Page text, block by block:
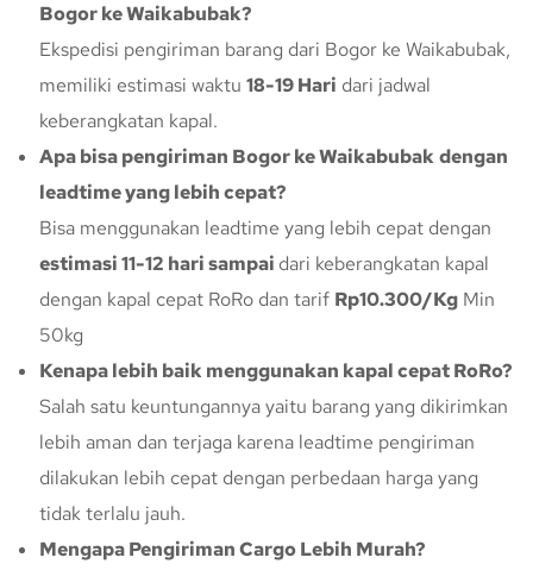
Bogor ke Waikabubak?
Ekspedisi pengiriman barang dari Bogor ke Waikabubak,
memiliki estimasi waktu 18-19 Hari dari jadwal
keberangkatan kapal.
Apa bisa pengiriman Bogor ke Waikabubakdengan
leadtime yang lebih cepat?
Bisa menggunakan leadtime yang lebih cepat dengan
estimasi 11-12 hari sampai dari keberangkatan kapal
dengan kapal cepat RoRo dan tarif Rp10.300/Kg Min
50kg
Kenapa lebih baik menggunakan kapal cepat RoRo?
Salah satu keuntungannya yaitu barang yang dikirimkan
lebih aman dan terjaga karena leadtime pengiriman
dilakukan lebih cepat dengan perbedaan harga yang
tidak terlalu jauh.
Mengapa Pengiriman Cargo Lebih Murah?